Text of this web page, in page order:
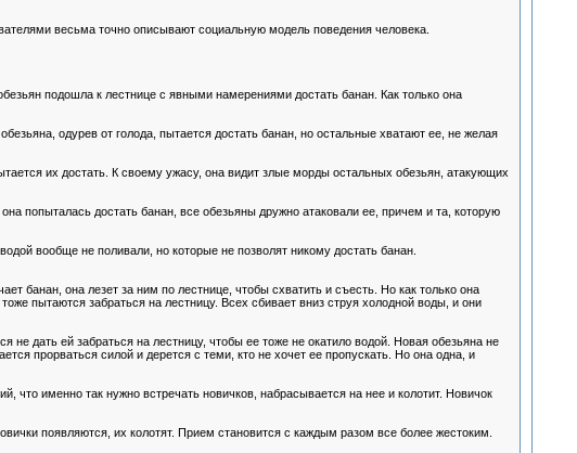
весьма точно описывают социальную модель поведения человека.
подошла к лестнице с явными намерениями достать банан. Как только она
одурев от голода, пытается достать банан, но остальные хватают ее, не желая
их достать. К своему ужасу, она видит злые морды остальных обезьян, атакующих
попыталась достать банан, все обезьяны дружно атаковали ее, причем и та, которую
вообще не поливали, но которые не позволят никому достать банан.
банан, она лезет за ним по лестнице, чтобы схватить и съесть. Но как только она
пытаются забраться на лестницу. Всех сбивает вниз струя холодной воды, и они
дать ей забраться на лестницу, чтобы ее тоже не окатило водой. Новая обезьяна не
прорваться силой и дерется с теми, кто не хочет ее пропускать. Но она одна, и
именно так нужно встречать новичков, набрасывается на нее и колотит. Новичок
появляются, их колотят. Прием становится с каждым разом все более жестоким.